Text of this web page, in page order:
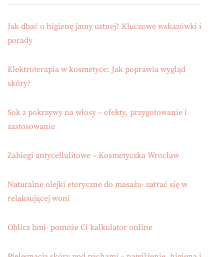
Jak dbać o higienę jamy ustnej? Kluczowe wskazówki i
porady
Elektroterapia w kosmetyce: Jak poprawia wygląd
skóry?
Sok z pokrzywy na włosy – efekty, przygotowanie i
zastosowanie
Zabiegi antycellulitowe – Kosmetyczka Wrocław
Naturalne olejki eteryczne do masażu- zatrać się w
relaksującej woni
Oblicz bmi- pomoże Ci kalkulator online